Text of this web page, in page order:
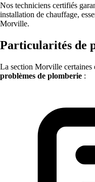
Nos techniciens certifiés
installation de chauffage,
Morville.
Particularités de
La section Morville certaines
problèmes de plomberie :